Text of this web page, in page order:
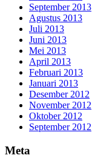
September 2013
Agustus 2013
Juli 2013
Juni 2013
Mei 2013
April 2013
Februari 2013
Januari 2013
Desember 2012
November 2012
Oktober 2012
September 2012
Meta